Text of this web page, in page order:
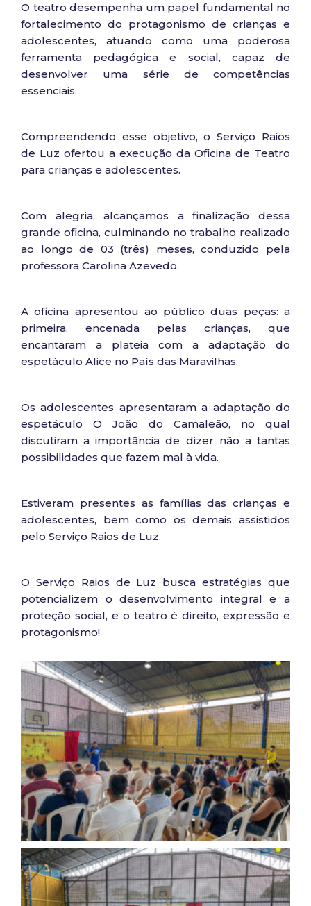
O teatro desempenha um papel fundamental no
fortalecimento do protagonismo de crianças e
adolescentes, atuando como uma poderosa
ferramenta pedagógica e social, capaz de
desenvolver uma série de competências
essenciais.
Compreendendo esse objetivo, o Serviço Raios
de Luz ofertou a execução da Oficina de Teatro
para crianças e adolescentes.
Com alegria, alcançamos a finalização dessa
grande oficina, culminando no trabalho realizado
ao longo de 03 (três) meses, conduzido pela
professora Carolina Azevedo.
A oficina apresentou ao público duas peças: a
primeira, encenada pelas crianças, que
encantaram a plateia com a adaptação do
espetáculo Alice no País das Maravilhas.
Os adolescentes apresentaram a adaptação do
espetáculo O João do Camaleão, no qual
discutiram a importância de dizer não a tantas
possibilidades que fazem mal à vida.
Estiveram presentes as famílias das crianças e
adolescentes, bem como os demais assistidos
pelo Serviço Raios de Luz.
O Serviço Raios de Luz busca estratégias que
potencializem o desenvolvimento integral e a
proteção social, e o teatro é direito, expressão e
protagonismo!